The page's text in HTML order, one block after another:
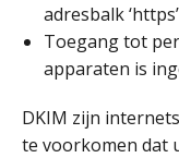
adresbalk
Toegang tot
apparaten is
DKIM zijn
te voorkomen dat